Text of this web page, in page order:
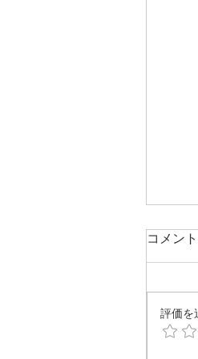
コメント
評価を